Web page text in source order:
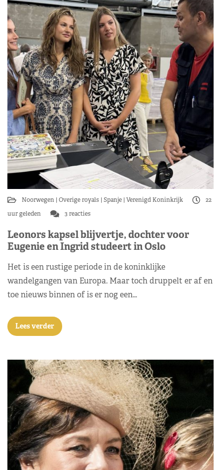
Noorwegen Overige royals Spanje Verenigd Koninkrijk
22
uur geleden
3 reacties
Leonors kapsel blijvertje, dochter voor
Eugenie en Ingrid studeert in Oslo
Het is een rustige periode in de koninklijke
wandelgangen van Europa. Maar toch druppelt er af en
toe nieuws binnen of is er nog een…
Lees verder